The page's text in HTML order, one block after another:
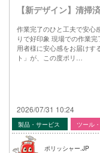
【新デザイン】清掃
作業完了のひと工夫で安心
りで好印象 現場での作業
用者様に安心感をお届けす
ト」が、この度ポリ…
2026/07/31 10:24
製品・サービス ツール
ポリッシャー.JP